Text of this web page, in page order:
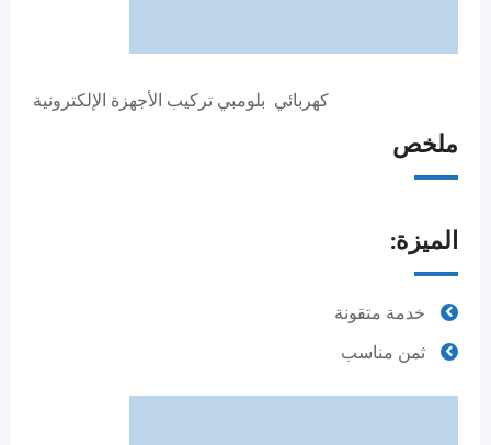
كهربائي بلومبي تركيب الأجهزة الإلكترونية
ملخص
الميزة:
خدمة متقونة
ثمن مناسب